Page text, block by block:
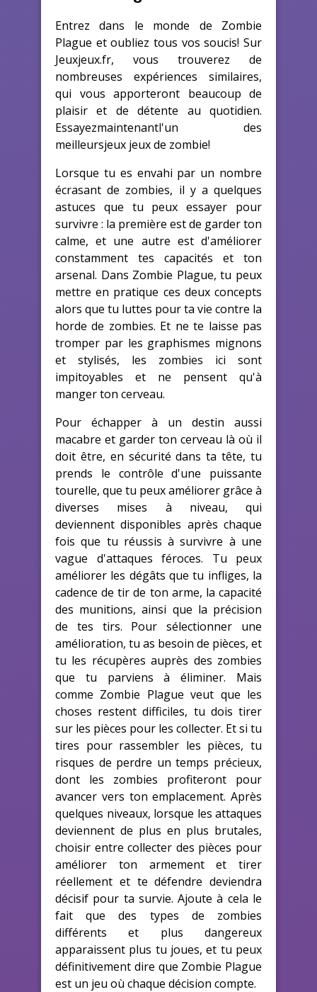
Entrez dans le monde de Zombie
Plague et oubliez tous vos soucis! Sur
Jeuxjeux.fr, vous trouverez de
nombreuses expériences similaires,
qui vous apporteront beaucoup de
plaisir et de détente au quotidien.
Essayezmaintenantl'un des
meilleursjeux jeux de zombie!
Lorsque tu es envahi par un nombre
écrasant de zombies, il y a quelques
astuces que tu peux essayer pour
survivre : la première est de garder ton
calme, et une autre est d'améliorer
constamment tes capacités et ton
arsenal. Dans Zombie Plague, tu peux
mettre en pratique ces deux concepts
alors que tu luttes pour ta vie contre la
horde de zombies. Et ne te laisse pas
tromper par les graphismes mignons
et stylisés, les zombies ici sont
impitoyables et ne pensent qu'à
manger ton cerveau.
Pour échapper à un destin aussi
macabre et garder ton cerveau là où il
doit être, en sécurité dans ta tête, tu
prends le contrôle d'une puissante
tourelle, que tu peux améliorer grâce à
diverses mises à niveau, qui
deviennent disponibles après chaque
fois que tu réussis à survivre à une
vague d'attaques féroces. Tu peux
améliorer les dégâts que tu infliges, la
cadence de tir de ton arme, la capacité
des munitions, ainsi que la précision
de tes tirs. Pour sélectionner une
amélioration, tu as besoin de pièces, et
tu les récupères auprès des zombies
que tu parviens à éliminer. Mais
comme Zombie Plague veut que les
choses restent difficiles, tu dois tirer
sur les pièces pour les collecter. Et si tu
tires pour rassembler les pièces, tu
risques de perdre un temps précieux,
dont les zombies profiteront pour
avancer vers ton emplacement. Après
quelques niveaux, lorsque les attaques
deviennent de plus en plus brutales,
choisir entre collecter des pièces pour
améliorer ton armement et tirer
réellement et te défendre deviendra
décisif pour ta survie. Ajoute à cela le
fait que des types de zombies
différents et plus dangereux
apparaissent plus tu joues, et tu peux
définitivement dire que Zombie Plague
est un jeu où chaque décision compte.